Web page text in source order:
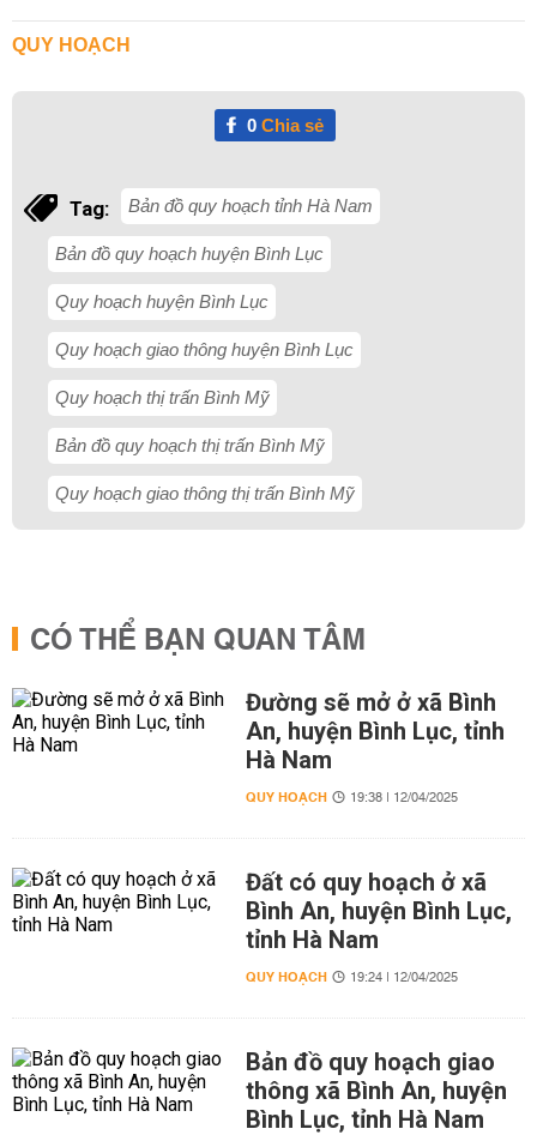
QUY HOẠCH
0Chia sẻ
Tag: Bản đồ quy hoạch tỉnh Hà Nam
Bản đồ quy hoạch huyện Bình Lục
Quy hoạch huyện Bình Lục
Quy hoạch giao thông huyện Bình Lục
Quy hoạch thị trấn Bình Mỹ
Bản đồ quy hoạch thị trấn Bình Mỹ
Quy hoạch giao thông thị trấn Bình Mỹ
CÓ THỂ BẠN QUAN TÂM
Đường sẽ mở ở xã Bình
An, huyện Bình Lục, tỉnh
Hà Nam
QUY HOẠCH 19:38 | 12/04/2025
Đất có quy hoạch ở xã
Bình An, huyện Bình Lục,
tỉnh Hà Nam
QUY HOẠCH 19:24 | 12/04/2025
Bản đồ quy hoạch giao
thông xã Bình An, huyện
Bình Lục, tỉnh Hà Nam